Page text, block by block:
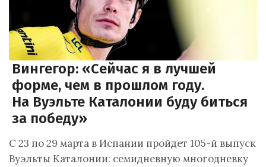
Вингегор: «Сейчас я в лучшей
форме, чем в прошлом году.
На Вуэльте Каталонии буду биться
за победу»
С 23 по 29 марта в Испании пройдет 105-й выпуск
Вуэльты Каталонии: семидневную многодневку